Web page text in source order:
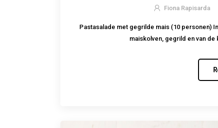
Fiona Rapisarda
Pastasalade met gegrilde mais (10 personen)
maiskolven, gegrild en van